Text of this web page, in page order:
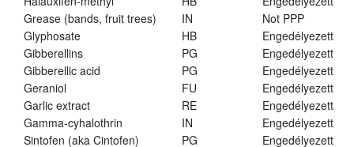
Grease (bands, fruit trees)
IN
Not PPP
Glyphosate
HB
Engedélyezett
Gibberellins
PG
Engedélyezett
Gibberellic acid
PG
Engedélyezett
Geraniol
FU
Engedélyezett
Garlic extract
RE
Engedélyezett
Gamma-cyhalothrin
IN
Engedélyezett
Sintofen (aka Cintofen)
PG
Engedélyezett